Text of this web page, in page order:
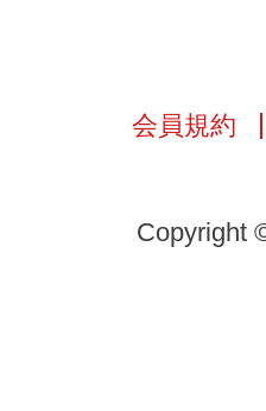
会員規約
Copyright